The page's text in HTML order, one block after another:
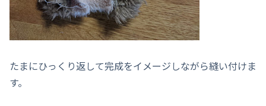
たまにひっくり返して完成をイメージしながら縫い付けま
す。